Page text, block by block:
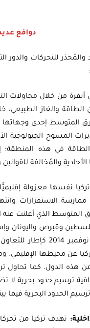
دوافع
للتحركات
من خلال محاولات
الطاقة والغاز
المسوح الجيولوجية
في هذه المنطقة؛
والمُخالفة للقوانين
نفسها معزولة
الاستفزازات
وقبرص واليونان
واليونان وقبرص الذي
عن محيطها الإقليمي.
من هذه الدول. كما تحاول
ترسيم حدود بحرية
الحدود البحرية فيما
تهدف تركيا من